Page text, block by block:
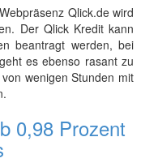
Qlick.de wird
Der Qlick Kredit kann
beantragt werden, bei
es ebenso rasant zu
wenigen Stunden mit
0,98 Prozent